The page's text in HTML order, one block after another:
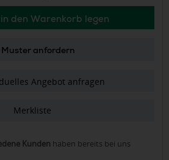
den Warenkorb legen
Muster anfordern
Angebot anfragen
Merkliste
Kunden haben bereits bei uns